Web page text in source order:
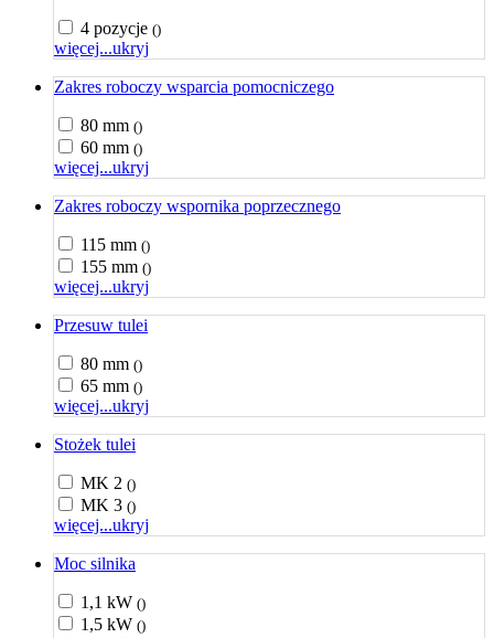
4 pozycje ()
więcej...ukryj
Zakres roboczy wsparcia pomocniczego
80 mm ()
60 mm ()
więcej...ukryj
Zakres roboczy wspornika poprzecznego
115 mm ()
155 mm ()
więcej...ukryj
Przesuw tulei
80 mm ()
65 mm ()
więcej...ukryj
Stożek tulei
MK 2 ()
MK 3 ()
więcej...ukryj
Moc silnika
1,1 kW ()
1,5 kW ()